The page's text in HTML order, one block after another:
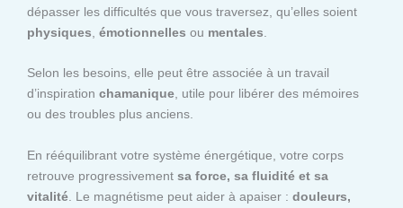
dépasser les difficultés que vous traversez, qu’elles soient
physiques émotionnelles ou mentales
Selon les besoins, elle peut être associée à un travail
d’inspiration chamanique, utile pour libérer des mémoires
ou des troubles plus anciens.
En rééquilibrant votre système énergétique, votre corps
retrouve progressivement sa force, sa fluidité et sa
vitalité . Le magnétisme peut aider à apaiser : douleurs,